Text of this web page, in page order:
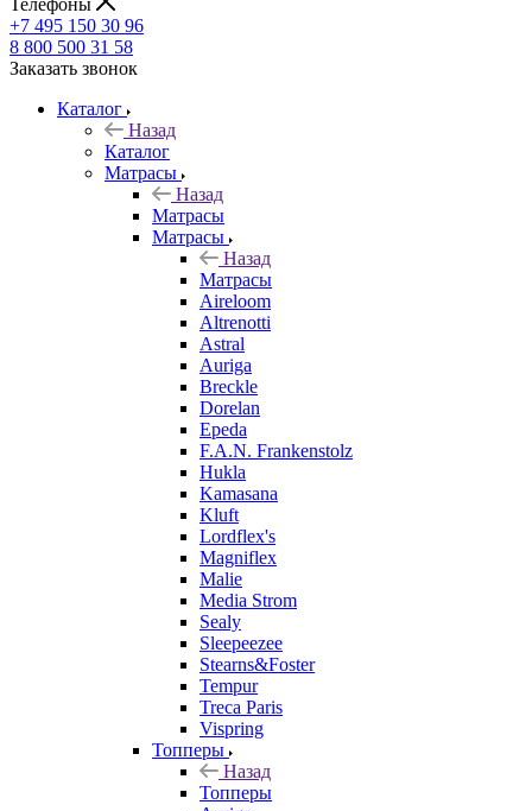
Телефоны
+7 495 150 30 96
8 800 500 31 58
Заказать звонок
Каталог
Назад
Каталог
Матрасы
Назад
Матрасы
Матрасы
Назад
Матрасы
Aireloom
Altrenotti
Astral
Auriga
Breckle
Dorelan
Epeda
F.A.N. Frankenstolz
Hukla
Kamasana
Kluft
Lordflex's
Magniflex
Malie
Media Strom
Sealy
Sleepeezee
Stearns&Foster
Tempur
Treca Paris
Vispring
Топперы
Назад
Топперы